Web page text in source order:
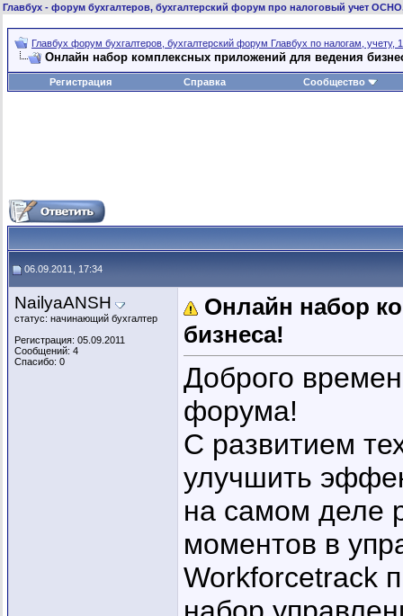
Главбух - форум бухгалтеров, бухгалтерский форум про налоговый учет
Главбух форум бухгалтеров, бухгалтерский форум Главбух по налогам, учету,
Онлайн набор комплексных приложений для ведения
Регистрация Справка Сообщество
06.09.2011, 17:34
NailyaANSH
статус: начинающий бухгалтер
Регистрация: 05.09.2011
Сообщений: 4
Спасибо: 0
Онлайн набор
бизнеса!
Доброго
форума!
С развитием
улучшить
на самом деле
моментов в
Workforcetrack